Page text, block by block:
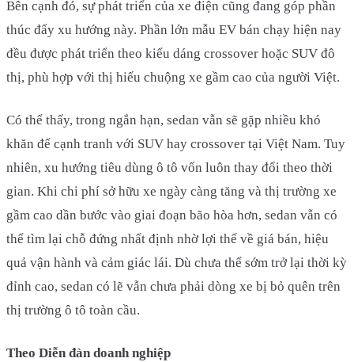
Bên cạnh đó, sự phát triển của xe điện cũng đang góp phần
thúc đẩy xu hướng này. Phần lớn mẫu EV bán chạy hiện nay
đều được phát triển theo kiểu dáng crossover hoặc SUV đô
thị, phù hợp với thị hiếu chuộng xe gầm cao của người Việt.
Có thể thấy, trong ngắn hạn, sedan vẫn sẽ gặp nhiều khó
khăn để cạnh tranh với SUV hay crossover tại Việt Nam. Tuy
nhiên, xu hướng tiêu dùng ô tô vốn luôn thay đổi theo thời
gian. Khi chi phí sở hữu xe ngày càng tăng và thị trường xe
gầm cao dần bước vào giai đoạn bão hòa hơn, sedan vẫn có
thể tìm lại chỗ đứng nhất định nhờ lợi thế về giá bán, hiệu
quả vận hành và cảm giác lái. Dù chưa thể sớm trở lại thời kỳ
đỉnh cao, sedan có lẽ vẫn chưa phải dòng xe bị bỏ quên trên
thị trường ô tô toàn cầu.
Theo Diễn đàn doanh nghiệp